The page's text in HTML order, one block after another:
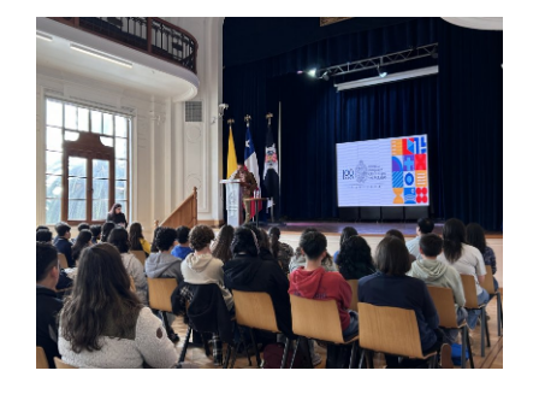
Formación Continua
Estudiantes
Académicos
Funcionarios
Alumni
English